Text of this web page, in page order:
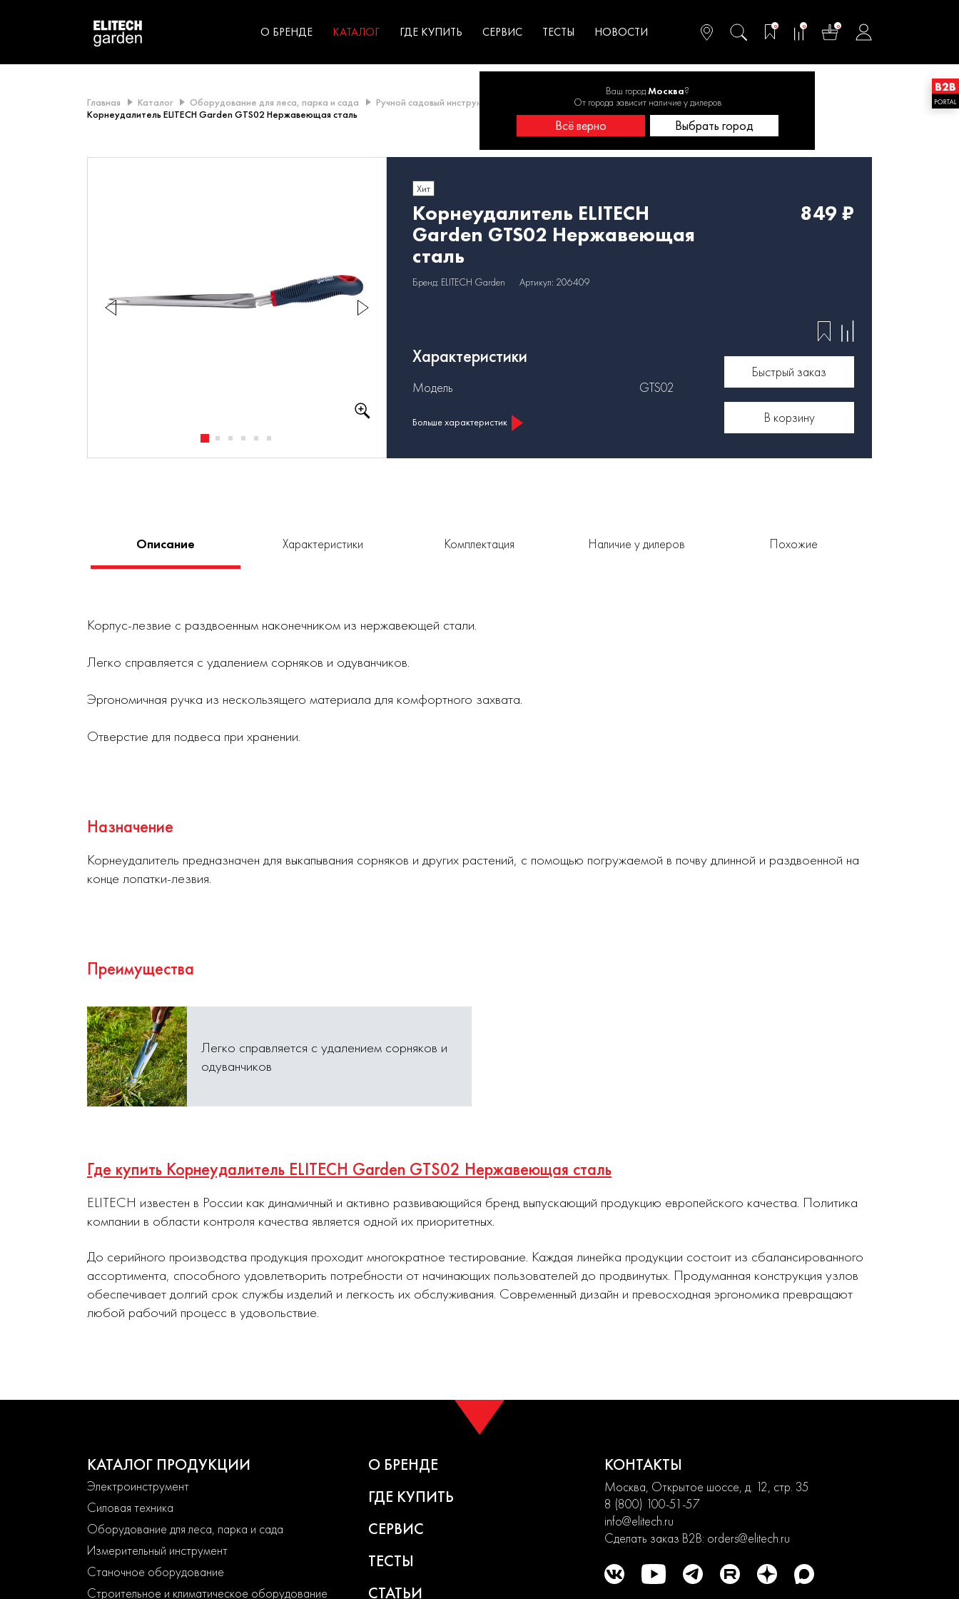
О БРЕНДЕ КАТАЛОГ садоводства
ГДЕ КУПИТЬ СЕРВИС ТЕСТЫ НОВОСТИ 0 0 0
Ваш городМосква?
От города зависит наличие у дилеров
Всё верно Выбрать город
Главная Каталог Оборудование для леса, парка и сада Ручной садовый инструмент
Инструмент для обработки почвы
Корнеудалитель ELITECH Garden GTS02 Нержавеющая сталь
Хит
Корнеудалитель ELITECH
Garden GTS02 Нержавеющая
сталь
Бренд: ELITECH Garden Артикул: 206409
849 ₽
Характеристики
Модель GTS02
Больше характеристик
Быстрый заказ
В корзину
Описание Характеристики Комплектация Наличие у дилеров Похожие
Корпус-лезвие с раздвоенным наконечником из нержавеющей стали.
Легко справляется с удалением сорняков и одуванчиков.
Эргономичная ручка из нескользящего материала для комфортного захвата.
Отверстие для подвеса при хранении.
Назначение
Корнеудалитель предназначен для выкапывания сорняков и других растений, с помощью погружаемой в почву длинной и раздвоенной на
конце лопатки-лезвия.
Преимущества
Легко справляется с удалением сорняков и
одуванчиков
Где купить Корнеудалитель ELITECH Garden GTS02 Нержавеющая сталь
ELITECH известен в России как динамичный и активно развивающийся бренд выпускающий продукцию европейского качества. Политика
компании в области контроля качества является одной их приоритетных.
До серийного производства продукция проходит многократное тестирование. Каждая линейка продукции состоит из сбалансированного
ассортимента, способного удовлетворить потребности от начинающих пользователей до продвинутых. Продуманная конструкция узлов
обеспечивает долгий срок службы изделий и легкость их обслуживания. Современный дизайн и превосходная эргономика превращают
любой рабочий процесс в удовольствие.
КАТАЛОГ ПРОДУКЦИИ
Электроинструмент
Силовая техника
Оборудование для леса, парка и сада
Измерительный инструмент
Станочное оборудование
Строительное и климатическое оборудование
О БРЕНДЕ
ГДЕ КУПИТЬ
СЕРВИС
ТЕСТЫ
СТАТЬИ
КОНТАКТЫ
Москва, Открытое шоссе, д. 12, стр. 35
8 (800) 100-51-57
info@elitech.ru
Сделать заказ B2B: orders@elitech.ru